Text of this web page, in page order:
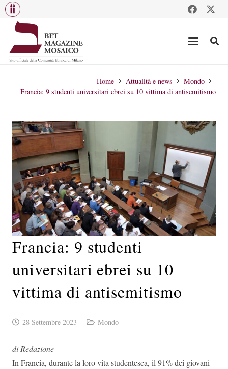
Home Attualità e news
Mondo
Francia: 9 studenti universitari ebrei su 10 vittima di antisemitismo
Francia: 9 studenti
universitari ebrei su 10
vittima di antisemitismo
28 Settembre 2023 Mondo
di Redazione
In Francia, durante la loro vita studentesca, il 91% dei giovani